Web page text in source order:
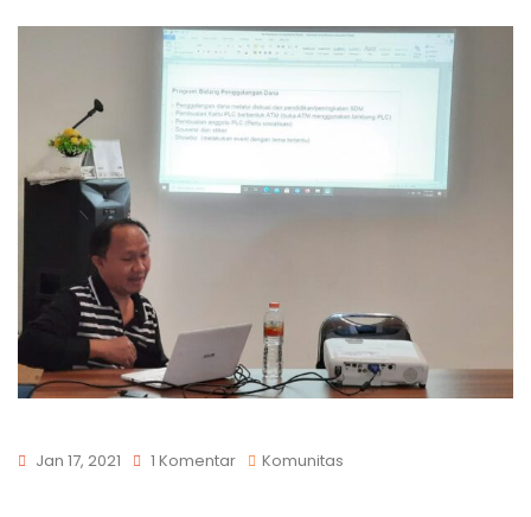
Jan 17, 2021 1 Komentar Komunitas